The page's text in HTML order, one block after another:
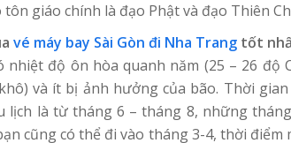
giáo chính là đạo Phật và đạo Thiên
vé máy bay Sài Gòn đi Nha Trang tốt
nhiệt độ ôn hòa quanh năm (25 – 26 độ
và ít bị ảnh hưởng của bão. Thời
lịch là từ tháng 6 – tháng 8, những
cũng có thể đi vào tháng 3-4, thời